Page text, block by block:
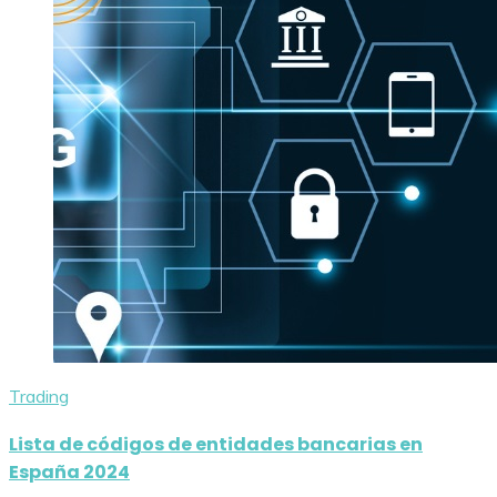
Trading
Lista de códigos de entidades bancarias en
España 2024